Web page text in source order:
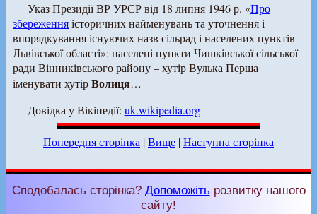
Указ Президії ВР УРСР від 18 липня 1946 р. «Про
збереженняісторичних найменувань та уточнення і
впорядкування існуючих назв сільрад і населених пунктів
Львівської області»: населені пункти Чишківської сільської
ради Вінниківського району – хутір Вулька Перша
іменувати хутірВолиця…
Довідка у Вікіпедії: uk.wikipedia.org
Попередня сторінка |Вище |Наступна сторінка
Сподобалась сторінка? Допоможітьрозвитку нашого
сайту!